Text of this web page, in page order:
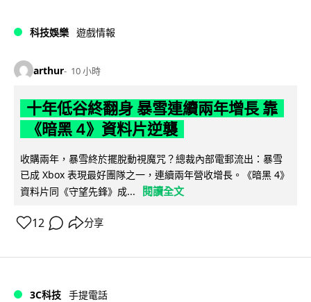
科技娛樂 遊戲情報
arthur 10 小時
十年低谷終翻身 暴雪連續兩年增長 靠
《暗黑 4》資料片逆襲
收購兩年，暴雪終於擺脫動視魔咒？總裁內部電郵流出：暴雪
已成 Xbox 表現最好團隊之一，連續兩年營收增長。《暗黑 4》
資料片同《守望先鋒》成...
閱讀全文
12 分享
3C科技 手提電話